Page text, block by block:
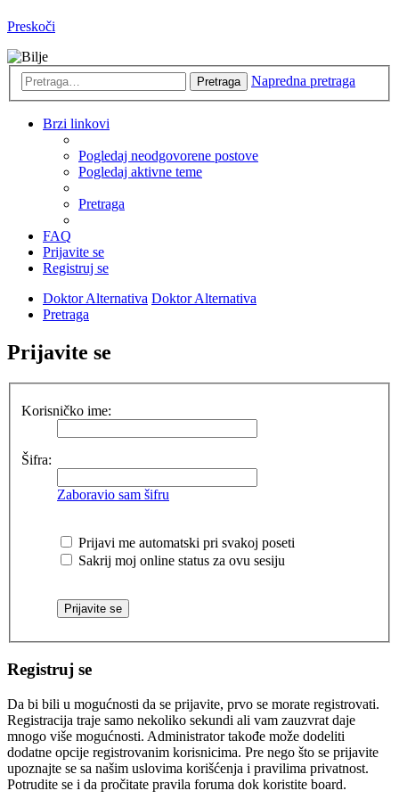
Preskoči
Pretraga Napredna pretraga
Brzi linkovi
Pogledaj neodgovorene postove
Pogledaj aktivne teme
Pretraga
FAQ
Prijavite se
Registruj se
Doktor Alternativa Doktor Alternativa
Pretraga
Prijavite se
Korisničko ime:
Šifra:
Zaboravio sam šifru
Prijavi me automatski pri svakoj poseti
Sakrij moj online status za ovu sesiju
Registruj se
Da bi bili u mogućnosti da se prijavite, prvo se morate registrovati.
Registracija traje samo nekoliko sekundi ali vam zauzvrat daje
mnogo više mogućnosti. Administrator takođe može dodeliti
dodatne opcije registrovanim korisnicima. Pre nego što se prijavite
upoznajte se sa našim uslovima korišćenja i pravilima privatnost.
Potrudite se i da pročitate pravila foruma dok koristite board.